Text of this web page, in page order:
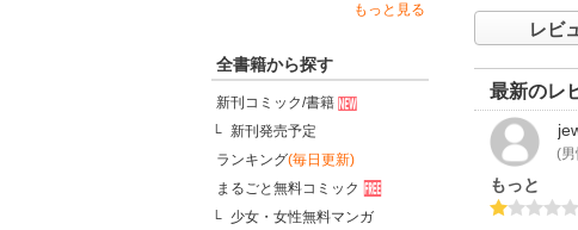
もっと見る
全書籍から探す
新刊コミック/書籍
新刊発売予定
ランキング(毎日更新)
まるごと無料コミック
少女・女性無料マンガ
レビ
最新のレ
(
もっと